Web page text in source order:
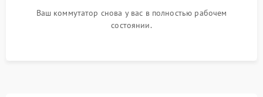
Ваш коммутатор снова у вас в полностью рабочем
состоянии.